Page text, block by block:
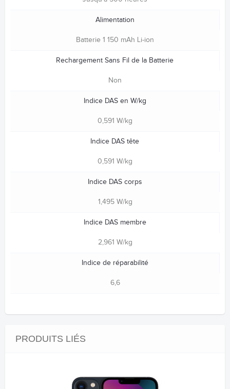
Alimentation
Batterie 1 150 mAh Li-ion
Rechargement Sans Fil de la Batterie
Non
Indice DAS en W/kg
0,591 W/kg
Indice DAS tête
0,591 W/kg
Indice DAS corps
1,495 W/kg
Indice DAS membre
2,961 W/kg
Indice de réparabilité
6,6
PRODUITS LIÉS